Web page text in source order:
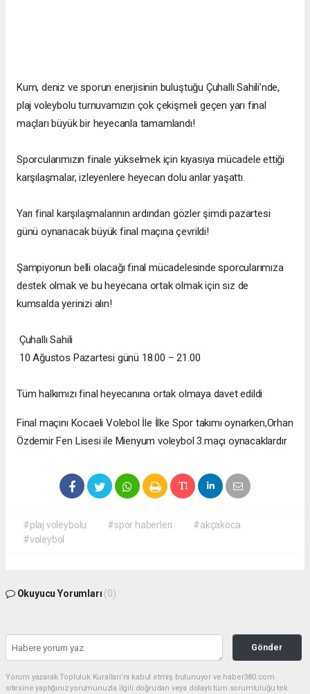
Kum, deniz ve sporun enerjisinin buluştuğu Çuhallı Sahili’nde,
plaj voleybolu turnuvamızın çok çekişmeli geçen yarı final
maçları büyük bir heyecanla tamamlandı!
Sporcularımızın finale yükselmek için kıyasıya mücadele ettiği
karşılaşmalar, izleyenlere heyecan dolu anlar yaşattı.
Yarı final karşılaşmalarının ardından gözler şimdi pazartesi
günü oynanacak büyük final maçına çevrildi!
Şampiyonun belli olacağı final mücadelesinde sporcularımıza
destek olmak ve bu heyecana ortak olmak için siz de
kumsalda yerinizi alın!
Çuhallı Sahili
10 Ağustos Pazartesi günü 18.00 – 21.00
Tüm halkımızı final heyecanına ortak olmaya davet edildi
Final maçını Kocaeli Volebol İle İlke Spor takımı oynarken,Orhan
Özdemir Fen Lisesi ile Mienyum voleybol 3.maçı oynacaklardır
#plaj voleybolu #spor haberleri
#akçakoca
#voleybol
Okuyucu Yorumları (0)
Gönder
Yorum yazarak Topluluk Kuralları’nı kabul etmiş bulunuyor ve haber380.com
sitesine yaptığınız yorumunuzla ilgili doğrudan veya dolaylı tüm sorumluluğu tek